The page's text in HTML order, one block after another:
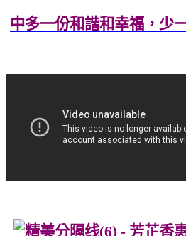
中多一份和諧和幸福，少